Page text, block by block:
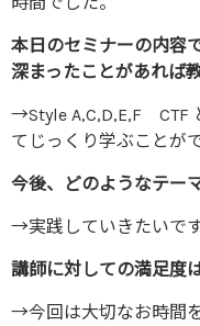
本日のセミナーの内容
深まったことがあれば
→Style A,C,D,E,F CTF
てじっくり学ぶことが
今後、どのようなテー
→実践していきたいです
講師に対しての満足度
→今回は大切なお時間